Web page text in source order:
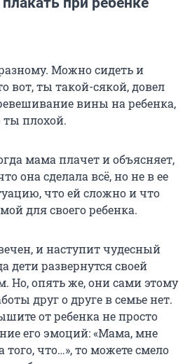
Можно сидеть и
вот, ты такой-сякой, довел
вины на ребенка,
ты плохой.
мама плачет и объясняет,
она сделала всё, но не в ее
что ей сложно и что
для своего ребенка.
и наступит чудесный
дети развернутся своей
Но, опять же, они сами этому
друг о друге в семье нет.
от ребенка не просто
его эмоций: «Мама, мне
того, что…», то можете смело